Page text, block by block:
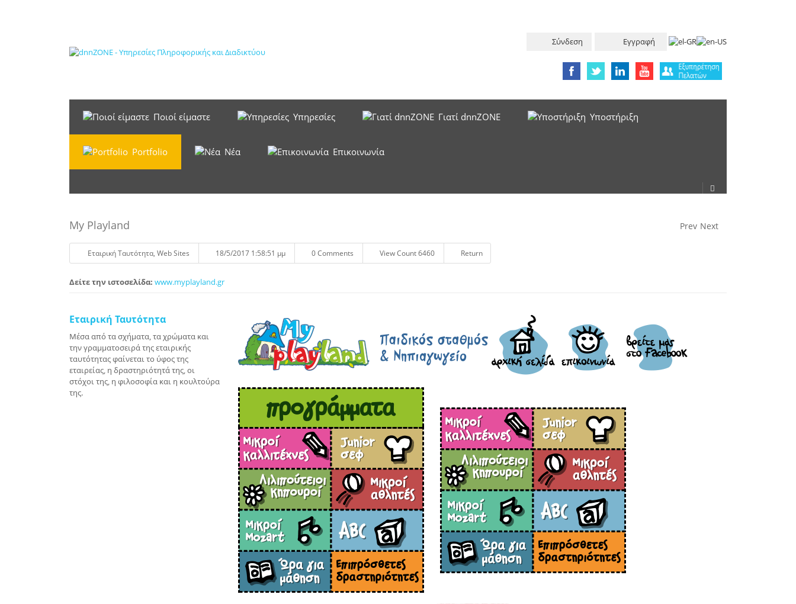
Σύνδεση Εγγραφή
Ποιοί είμαστε Υπηρεσίες Γιατί dnnZONE Υπoστήριξη
Portfolio Νέα Επικοινωνία
Prev Next
My Playland
Eταιρική Tαυτότητα, Web Sites 18/5/2017 1:58:51 μμ 0 Comments View Count 6460 Return
Δείτε την ιστοσελίδα: www.myplayland.gr
Εταιρική Ταυτότητα
Μέσα από τα σχήματα, τα χρώματα και
την γραμματοσειρά της εταιρικής
ταυτότητας φαίνεται το ύφος της
εταιρείας, η δραστηριότητά της, οι
στόχοι της, η φιλοσοφία και η κουλτούρα
της.